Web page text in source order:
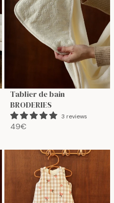
P
€
Tablier de bain
BRODERIES
3 reviews
R
G
49€